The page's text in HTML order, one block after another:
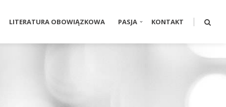
LITERATURA OBOWIĄZKOWA PASJA KONTAKT